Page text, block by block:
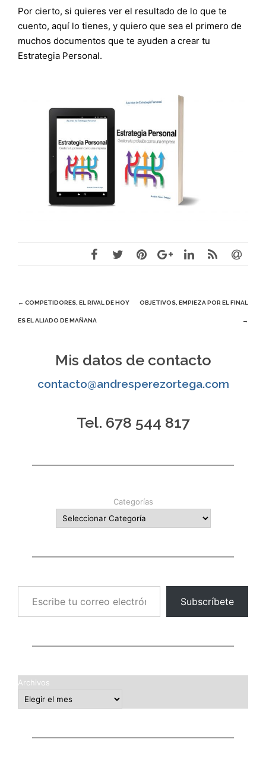
Por cierto, si quieres ver el resultado de lo que te
cuento, aquí lo tienes, y quiero que sea el primero de
muchos documentos que te ayuden a crear tu
Estrategia Personal.
Navegación
de
← COMPETIDORES, EL RIVAL DE HOY
ES EL ALIADO DE MAÑANA
OBJETIVOS, EMPIEZA POR EL FINAL
→
Mis datos de contacto
contacto@andresperezortega.com
Tel. 678 544 817
Categorías
Escribe tu correo electrónico…
Subscríbete
Archivos